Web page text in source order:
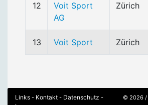
12
Voit Sport
AG
Zürich
13 Voit Sport Zürich
Links - Kontakt - Datenschutz - © 2026 /